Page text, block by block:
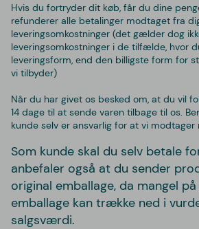
Hvis du fortryder dit køb, får du dine
refunderer alle betalinger modtaget fra
leveringsomkostninger (det gælder dog
leveringsomkostninger i de tilfælde, hvor
leveringsform, end den billigste form for
vi tilbyder)
Når du har givet os besked om, at du vil
14 dage til at sende varen tilbage til os.
kunde selv er ansvarlig for at vi modtager
Som kunde skal du selv betale
anbefaler også at du sender
original emballage, da mangel
emballage kan trække ned i
salgsværdi.